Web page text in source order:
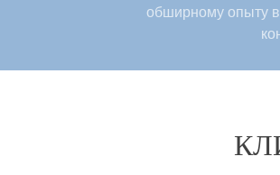
обширному опыту